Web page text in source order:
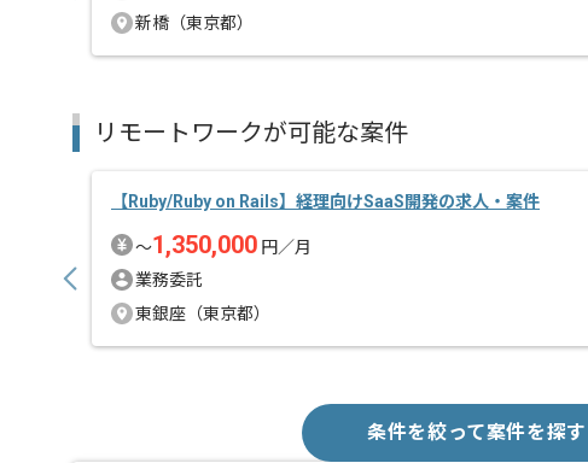
新橋（東京都）
リモートワークが可能な案件
【Ruby/Ruby on Rails】経理向けSaaS開発の求人・案件
〜1,350,000 円／月
業務委託
東銀座（東京都）
条件を絞って案件を探す